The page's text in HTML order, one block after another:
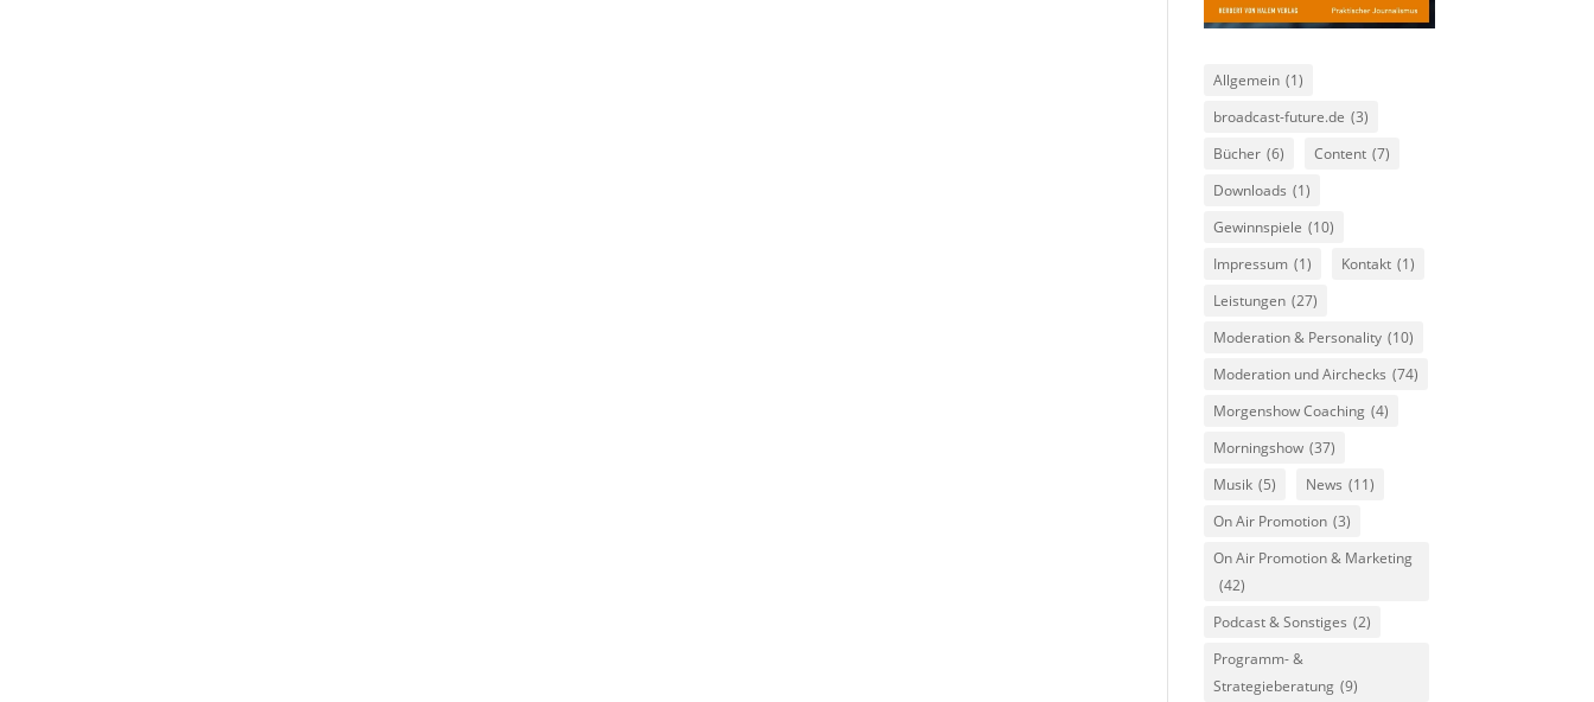
Allgemein (1)
broadcast-future.de (3)
Bücher (6) Content (7)
Downloads (1)
Gewinnspiele (10)
Impressum (1) Kontakt (1)
Leistungen (27)
Moderation & Personality (10)
Moderation und Airchecks (74)
Morgenshow Coaching (4)
Morningshow (37)
Musik (5) News (11)
On Air Promotion (3)
On Air Promotion & Marketing
(42)
Podcast & Sonstiges (2)
Programm- &
Strategieberatung (9)